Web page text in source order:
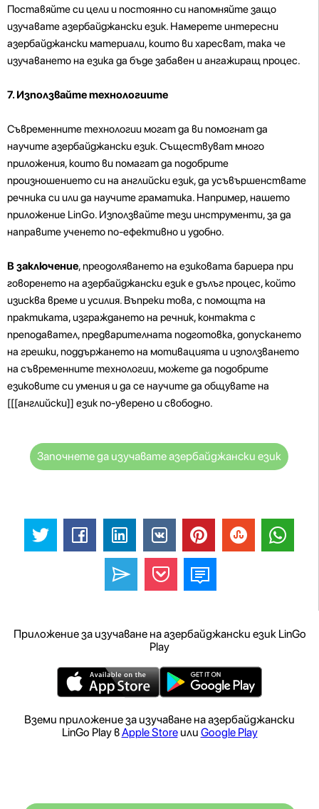
Поставяйте си цели и постоянно си напомняйте защо
изучавате азербайджански език. Намерете интересни
азербайджански материали, които ви харесват, така че
изучаването на езика да бъде забавен и ангажиращ процес.
7. Използвайте технологиите
Съвременните технологии могат да ви помогнат да
научите азербайджански език. Съществуват много
приложения, които ви помагат да подобрите
произношението си на английски език, да усъвършенствате
речника си или да научите граматика. Например, нашето
приложение LinGo. Използвайте тези инструменти, за да
направите ученето по-ефективно и удобно.
В заключение, преодоляването на езиковата бариера при
говоренето на азербайджански език е дълъг процес, който
изисква време и усилия. Въпреки това, с помощта на
практиката, изграждането на речник, контакта с
преподавател, предварителната подготовка, допускането
на грешки, поддържането на мотивацията и използването
на съвременните технологии, можете да подобрите
езиковите си умения и да се научите да общувате на
[[[английски]] език по-уверено и свободно.
Започнете да изучавате азербайджански език
Приложение за изучаване на азербайджански език LinGo
Play
Вземи приложение за изучаване на азербайджански
LinGo Play вApple Storeили Google Play